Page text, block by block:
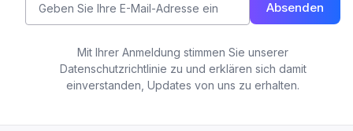
Absenden
Mit Ihrer Anmeldung stimmen Sie unserer
Datenschutzrichtlinie zu und erklären sich damit
einverstanden, Updates von uns zu erhalten.